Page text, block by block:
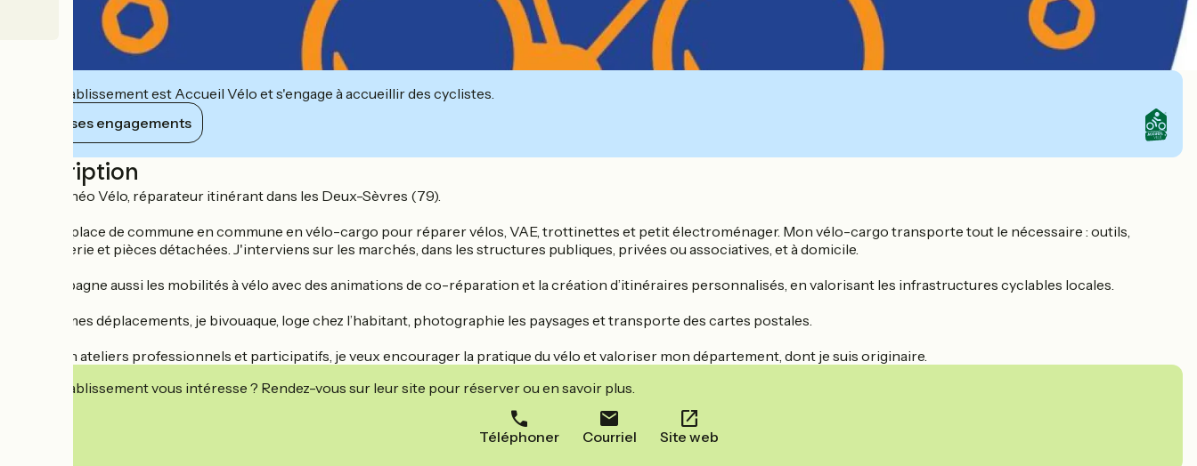
Cet établissement est Accueil Vélo et s'engage à accueillir des cyclistes.
Voir ses engagements
Description
Je suis Théo Vélo, réparateur itinérant dans les Deux-Sèvres (79).
Je me déplace de commune en commune en vélo-cargo pour réparer vélos, VAE, trottinettes et petit électroménager. Mon vélo-cargo transporte tout le nécessaire : outils,
quincaillerie et pièces détachées. J'interviens sur les marchés, dans les structures publiques, privées ou associatives, et à domicile.
J’accompagne aussi les mobilités à vélo avec des animations de co-réparation et la création d’itinéraires personnalisés, en valorisant les infrastructures cyclables locales.
Lors de mes déplacements, je bivouaque, loge chez l’habitant, photographie les paysages et transporte des cartes postales.
Formé en ateliers professionnels et participatifs, je veux encourager la pratique du vélo et valoriser mon département, dont je suis originaire.
Cet établissement vous intéresse ? Rendez-vous sur leur site pour réserver ou en savoir plus.
Téléphoner Courriel Site web